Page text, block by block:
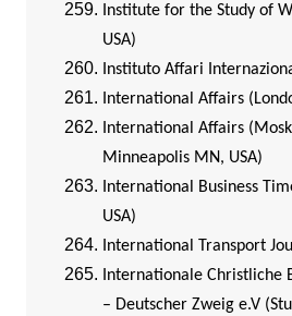
Institute for the Study of
USA)
Instituto Affari
International Affairs
International Affairs
Minneapolis MN, USA)
International Business
USA)
International Transport
Internationale Christliche
– Deutscher Zweig e.V